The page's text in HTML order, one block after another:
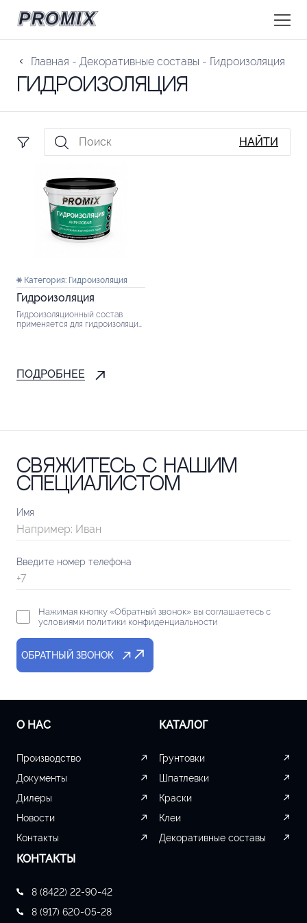
Главная - Декоративные составы - Гидроизоляция
Гидроизоляция
НАЙТИ
Категория: Гидроизоляция
Гидроизоляция
Гидроизоляционный состав
применяется для гидроизоляции
проникновения влаги....
ПОДРОБНЕЕ
Свяжитесь с нашим
специалистом
Имя
Введите номер телефона
Нажимая кнопку «Обратный звонок» вы соглашаетесь с
условиями политики конфиденциальности
ОБРАТНЫЙ ЗВОНОК
О НАС
Производство
Документы
Дилеры
Новости
Контакты
КАТАЛОГ
Грунтовки
Шпатлевки
Краски
Клеи
Декоративные составы
КОНТАКТЫ
8 (8422) 22-90-42
8 (917) 620-05-28